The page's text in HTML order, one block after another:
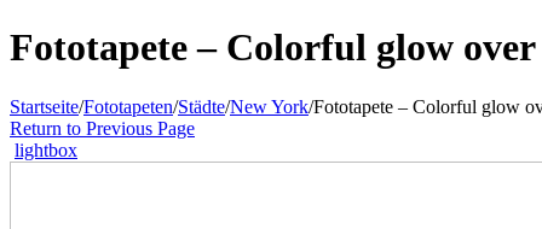
Fototapete – Colorful glow
Startseite/Fototapeten/Städte/New York/Fototapete – Colorful glow
Return to Previous Page
lightbox